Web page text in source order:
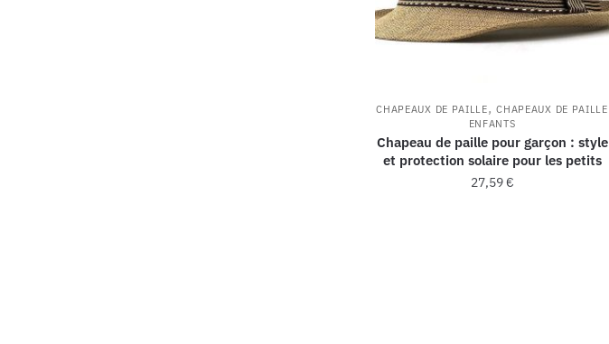
CHAPEAUX DE PAILLE,CHAPEAUX DE PAILLE
ENFANTS
Chapeau de paille pour garçon : style
et protection solaire pour les petits
27,59€